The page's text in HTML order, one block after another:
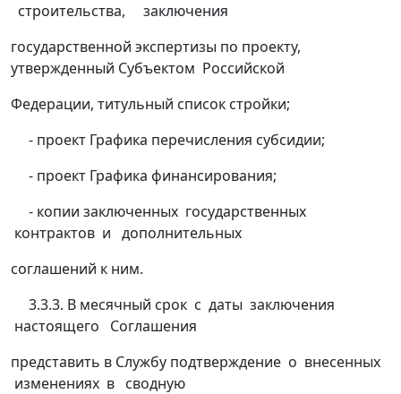
строительства, заключения
государственной экспертизы по проекту,
утвержденный Субъектом Российской
Федерации, титульный список стройки;
- проект Графика перечисления субсидии;
- проект Графика финансирования;
- копии заключенных государственных
контрактов и дополнительных
соглашений к ним.
3.3.3. В месячный срок с даты заключения
настоящего Соглашения
представить в Службу подтверждение о внесенных
изменениях в сводную